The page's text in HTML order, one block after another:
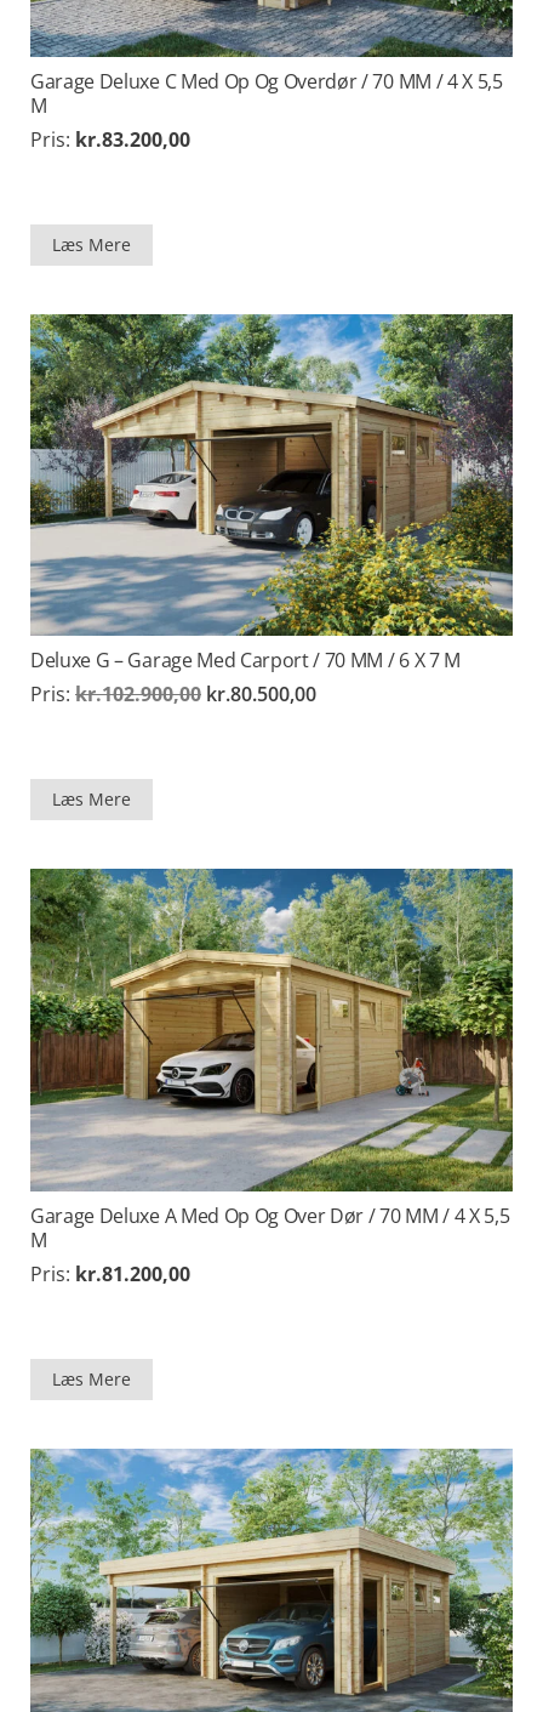
Garage Deluxe C Med Op Og Overdør / 70 MM / 4 X 5,5
M
Pris: kr.83.200,00
Læs Mere
Deluxe G – Garage Med Carport / 70 MM / 6 X 7 M
Pris: kr.102.900,00 Den
oprindelige
kr.80.500,00Den
Læs Mere
Garage Deluxe A Med Op Og Over Dør / 70 MM / 4 X 5,5
M
Pris: kr.81.200,00
Læs Mere